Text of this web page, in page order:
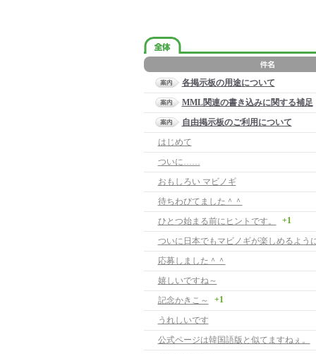
各掲示板の用途について
MML関連の書き込みに関する補足
自由掲示板のご利用について
はじめて
ついに……
おもしろい マビノギ
待ちわびてました＾＾
ひとつ始まる前にヒントです。
+1
応募しました＾＾
嬉しいですね～
記念かきこ～
+1
うれしいです
公式ページは韓国語版と似てますねぇ。